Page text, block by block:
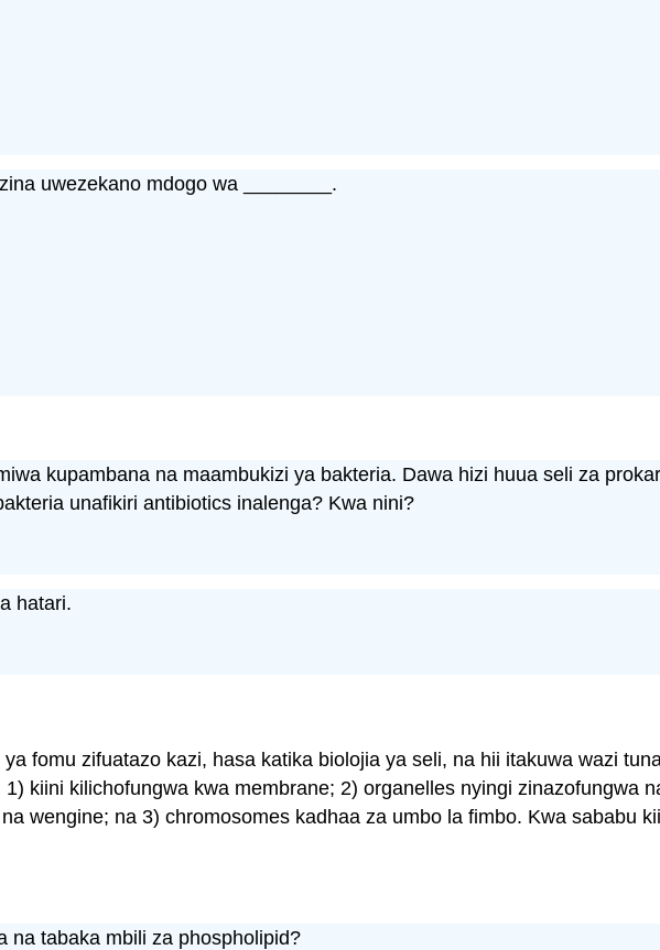
uwezekano mdogo wa ________.
kupambana na maambukizi ya bakteria. Dawa hizi huua seli za
unafikiri antibiotics inalenga? Kwa nini?
hatari.
fomu zifuatazo kazi, hasa katika biolojia ya seli, na hii itakuwa wazi
kiini kilichofungwa kwa membrane; 2) organelles nyingi zinazofungwa
wengine; na 3) chromosomes kadhaa za umbo la fimbo. Kwa sababu
na tabaka mbili za phospholipid?